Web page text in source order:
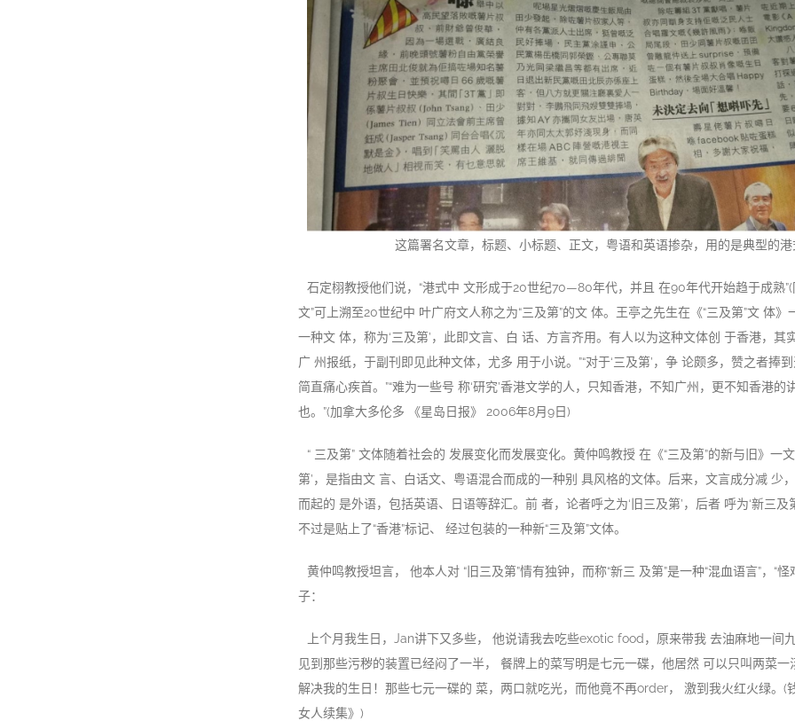
这篇署名文章，标题、小标题、正文，粤语和英语掺杂，用的是典型的
石定栩教授他们说，“港式中 文形成于20世纪70—80年代，并且 在90年代开始趋于成熟”(
文”可上溯至20世纪中 叶广府文人称之为“三及第”的文 体。王亭之先生在《“三及第”文 体》
一种文 体，称为‘三及第’，此即文言、白 话、方言齐用。有人以为这种文体创 于香港，其
广 州报纸，于副刊即见此种文体，尤多 用于小说。”“对于‘三及第’，争 论颇多，赞之者捧
简直痛心疾首。”“难为一些号 称‘研究’香港文学的人，只知香港，不知广州，更不知香港的
也。”(加拿大多伦多 《星岛日报》 2006年8月9日)
“ 三及第” 文体随着社会的 发展变化而发展变化。黄仲鸣教授 在《“三及第”的新与旧》一
第’，是指由文 言、白话文、粤语混合而成的一种别 具风格的文体。后来，文言成分减 少
而起的 是外语，包括英语、日语等辞汇。前 者，论者呼之为‘旧三及第’，后者 呼为‘新三及
不过是贴上了“香港”标记、 经过包装的一种新“三及第”文体。
黄仲鸣教授坦言， 他本人对 “旧三及第”情有独钟，而称“新三 及第”是一种“混血语言”，“
子：
上个月我生日，Jan讲下又多些， 他说请我去吃些exotic food，原来带我 去油麻地一间
见到那些污秽的装置已经闷了一半， 餐牌上的菜写明是七元一碟，他居然 可以只叫两菜
解决我的生日！那些七元一碟的 菜，两口就吃光，而他竟不再order， 激到我火红火绿。(
女人续集》)